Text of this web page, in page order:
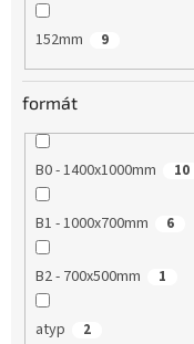
152mm 9
formát
B0 - 1400x1000mm 10
B1 - 1000x700mm 6
B2 - 700x500mm 1
atyp 2